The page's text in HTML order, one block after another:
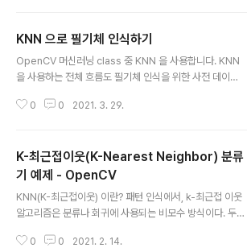
을 복원할 수 있습니다. OpenCV 에서 제공하는 sample
을 이용하여서 간단하게 inpaint를 실습해보도록 해보도
록 하겠습니다. 개발환경 Visual Studio Code 1.56.2 o
aug Step 1. Clone Repositery git clone https://git
KNN 으로 필기체 인식하기
OpenCV 머신러닝 class 중 KNN 을 사용합니다. KNN
을 사용하는 전체 흐름도 필기체 인식을 위한 사전 데이터
ort cv2 oldx, oldy = -1, -1 #숫자를 그리는 mouse c
OWN: oldx, oldy = x, y elif event == cv2.EVENT_
LBUTTONUP: oldx, oldy = -1, -1 elif event == cv
2.EVENT_MOUSEMOVE: if flags & cv2.EVENT_FL
AG_LBUTTON: cv..
0 0 2021. 3. 29.
K-최근접이웃(K-Nearest Neighbor) 분류
기 예제 - OpenCV
KNN(K-최근접이웃) 이란? 패턴 인식에서, k-최근접 이웃
알고리즘은 분류나 회귀에 사용되는 비모수 방식이다. 두
이터로 구성되어 있다. 출력은 k-NN이 분류로 사용되었는
0 0 2021. 2. 14.